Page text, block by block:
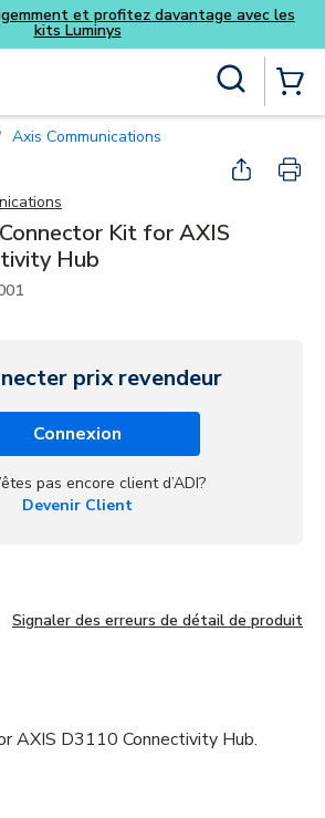
Skip to main content
et profitez davantage avec les
kits Luminys
Axis Communications
Kit for AXIS
Hub
prix revendeur
Connexion
pas encore client d’ADI?
Devenir Client
Signaler des erreurs de détail de produit
AXIS D3110 Connectivity Hub.